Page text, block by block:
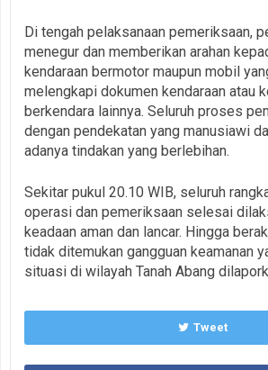
Di tengah pelaksanaan pemeriksaan,
menegur dan memberikan arahan
kendaraan bermotor maupun mobil
melengkapi dokumen kendaraan atau
berkendara lainnya. Seluruh proses
dengan pendekatan yang manusiawi
adanya tindakan yang berlebihan.
Sekitar pukul 20.10 WIB, seluruh
operasi dan pemeriksaan selesai
keadaan aman dan lancar. Hingga
tidak ditemukan gangguan keamanan
situasi di wilayah Tanah Abang
Tweet